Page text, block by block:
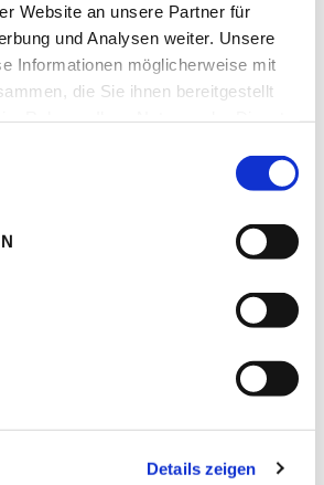
Website an unsere Partner für
und Analysen weiter. Unsere
Informationen möglicherweise mit
die Sie ihnen bereitgestellt
Details zeigen